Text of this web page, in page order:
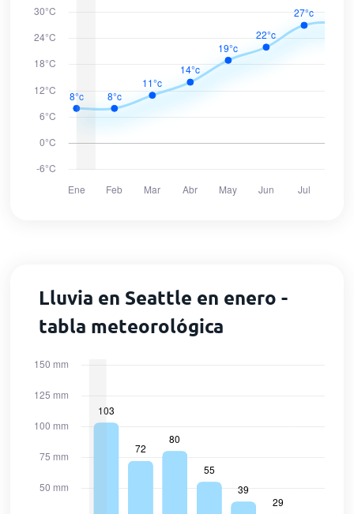
Lluvia en Seattle en enero -
tabla meteorológica